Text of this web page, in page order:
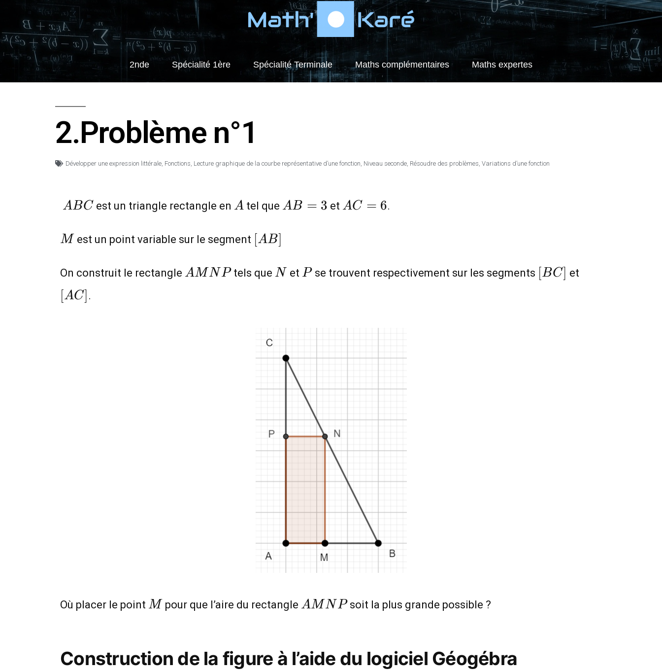
2nde Spécialité 1ère Spécialité Terminale Maths complémentaires Maths expertes
2.Problème n°1
Développer une expression littérale, Fonctions, Lecture graphique de la courbe représentative d’une fonction, Niveau seconde, Résoudre des problèmes, Variations d’une fonction
ABC
ABC est un triangle rectangle en A
A tel que AB
AB = 3 et AC
AC = 6.
M
M est un point variable sur le segment [AB]
[AB]
On construit le rectangle AMNP
AM N Ptels que N
N et P
P se trouvent respectivement sur les segments [BC]
[BC] et
[AC] .
Où placer le point M
M pour que l’aire du rectangle AMNP
AM N Psoit la plus grande possible ?
Construction de la figure à l’aide du logiciel Géogébra